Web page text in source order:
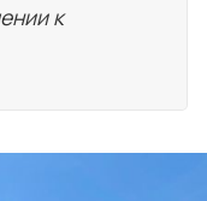
к